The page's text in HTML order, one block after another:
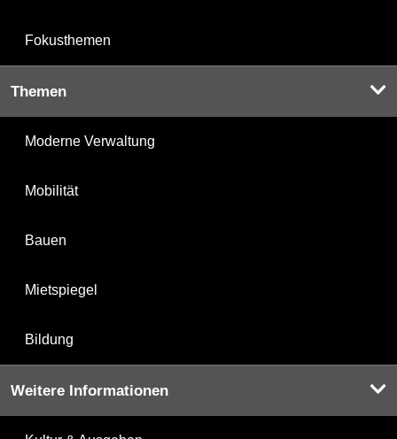
Fokusthemen
Themen
Moderne Verwaltung
Mobilität
Bauen
Mietspiegel
Bildung
Weitere Informationen